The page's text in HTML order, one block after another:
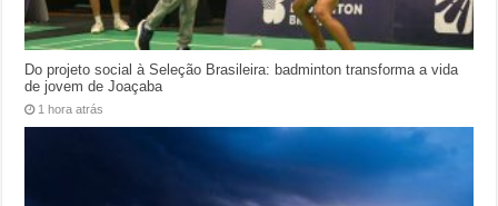
Do projeto social à Seleção Brasileira: badminton transforma a vida
de jovem de Joaçaba
1 hora atrás